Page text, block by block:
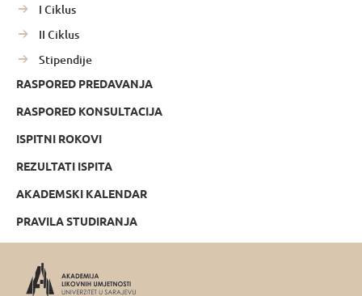
I Ciklus
II Ciklus
Stipendije
RASPORED PREDAVANJA
RASPORED KONSULTACIJA
ISPITNI ROKOVI
REZULTATI ISPITA
AKADEMSKI KALENDAR
PRAVILA STUDIRANJA